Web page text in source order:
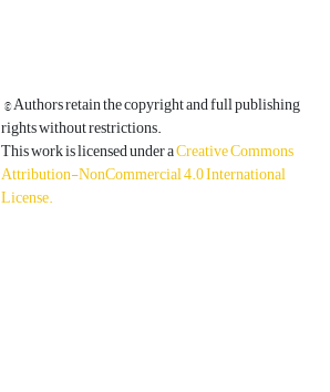
© Authors retain the copyright and full publishing
rights without restrictions.
This work is licensed under aCreative Commons
Attribution-NonCommercial 4.0 International
License.